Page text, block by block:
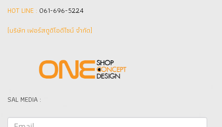
HOT LINE : 061-696-5224
(บริษัท เฟอร์สตูดิโอดีไซน์ จำกัด]
SAL MEDIA :